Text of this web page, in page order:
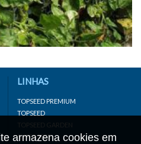
armazena cookies em
LINHAS
TOPSEED PREMIUM
TOPSEED
TOPSEED GARDEN
SUPERSEED